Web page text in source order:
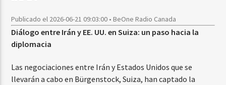
Publicado el 2026-06-21 09:03:00 • BeOne Radio Canada
Diálogo entre Irán y EE. UU. en Suiza: un paso hacia la
diplomacia
Las negociaciones entre Irán y Estados Unidos que se
llevarán a cabo en Bürgenstock, Suiza, han captado la